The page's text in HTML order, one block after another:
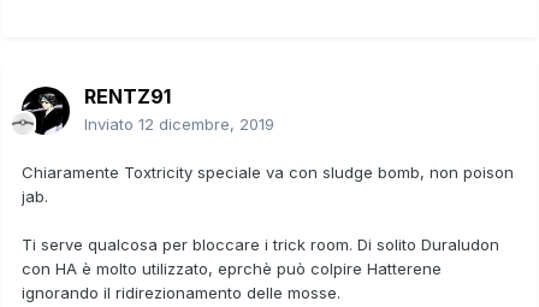
Natura (+spd - spatk)
Moveset
Iron head
Toxtricity (forma azzurra perché non so il nome XD)
Punk rock, natura (+att.sp-att.)
RENTZ91
Inviato 12 dicembre, 2019
Chiaramente Toxtricity speciale va con sludge bomb, non poison
jab.
Ti serve qualcosa per bloccare i trick room. Di solito Duraludon
con HA è molto utilizzato, eprchè può colpire Hatterene
ignorando il ridirezionamento delle mosse.